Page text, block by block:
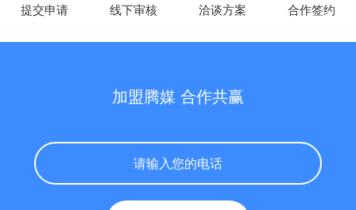
提交申请 线下审核 洽谈方案 合作签约
加盟腾媒 合作共赢